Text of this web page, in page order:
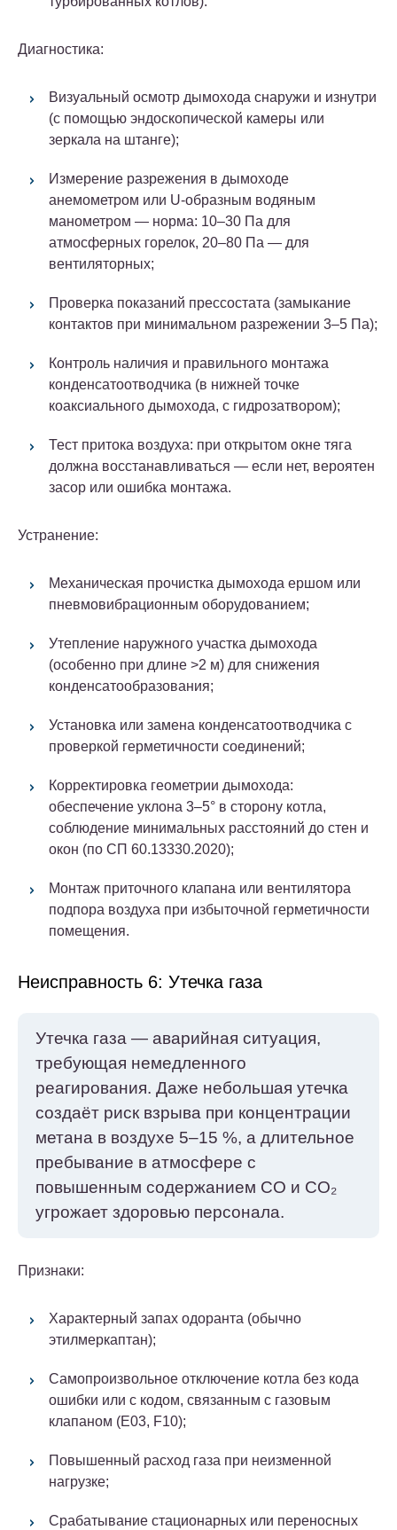
Диагностика:
Визуальный осмотр дымохода снаружи и изнутри
(с помощью эндоскопической камеры или
зеркала на штанге);
Измерение разрежения в дымоходе
анемометром или U-образным водяным
манометром — норма: 10–30 Па для
атмосферных горелок, 20–80 Па — для
вентиляторных;
Проверка показаний прессостата (замыкание
контактов при минимальном разрежении 3–5 Па);
Контроль наличия и правильного монтажа
конденсатоотводчика (в нижней точке
коаксиального дымохода, с гидрозатвором);
Тест притока воздуха: при открытом окне тяга
должна восстанавливаться — если нет, вероятен
засор или ошибка монтажа.
Устранение:
Механическая прочистка дымохода ершом или
пневмовибрационным оборудованием;
Утепление наружного участка дымохода
(особенно при длине >2 м) для снижения
конденсатообразования;
Установка или замена конденсатоотводчика с
проверкой герметичности соединений;
Корректировка геометрии дымохода:
обеспечение уклона 3–5° в сторону котла,
соблюдение минимальных расстояний до стен и
окон (по СП 60.13330.2020);
Монтаж приточного клапана или вентилятора
подпора воздуха при избыточной герметичности
помещения.
Неисправность 6: Утечка газа
Утечка газа — аварийная ситуация,
требующая немедленного
реагирования. Даже небольшая утечка
создаёт риск взрыва при концентрации
метана в воздухе 5–15 %, а длительное
пребывание в атмосфере с
повышенным содержанием CO и CO₂
угрожает здоровью персонала.
Признаки:
Характерный запах одоранта (обычно
этилмеркаптан);
Самопроизвольное отключение котла без кода
ошибки или с кодом, связанным с газовым
клапаном (E03, F10);
Повышенный расход газа при неизменной
нагрузке;
Срабатывание стационарных или переносных